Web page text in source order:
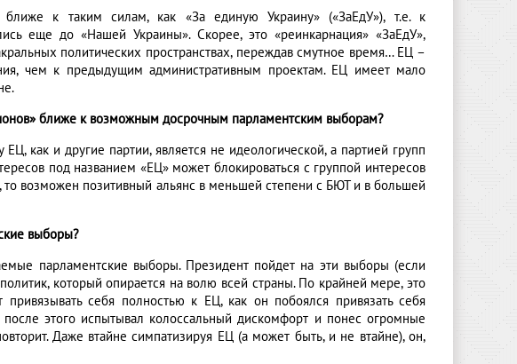
к таким силам, как «За единую Украину» («ЗаЕдУ»), т.е. к
еще до «Нашей Украины». Скорее, это «реинкарнация» «ЗаЕдУ»,
политических пространствах, переждав смутное время… ЕЦ –
чем к предыдущим административным проектам. ЕЦ имеет мало
ближе к возможным досрочным парламентским выборам?
как и другие партии, является не идеологической, а партией групп
под названием «ЕЦ» может блокироваться с группой интересов
то возможен позитивный альянс в меньшей степени с БЮТ и в большей
выборы?
парламентские выборы. Президент пойдет на эти выборы (если
который опирается на волю всей страны. По крайней мере, это
себя полностью к ЕЦ, как он побоялся привязать себя
этого испытывал колоссальный дискомфорт и понес огромные
Даже втайне симпатизируя ЕЦ (а может быть, и не втайне), он,